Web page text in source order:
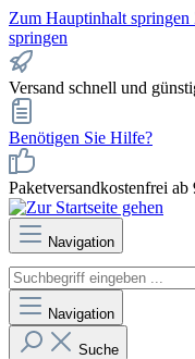
Zum Hauptinhalt springen
springen
Versand schnell und
Benötigen Sie Hilfe?
Paketversandkostenfrei
Navigation
Navigation
Suche